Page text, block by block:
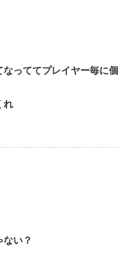
っててプレイヤー毎に個
れ
ない？